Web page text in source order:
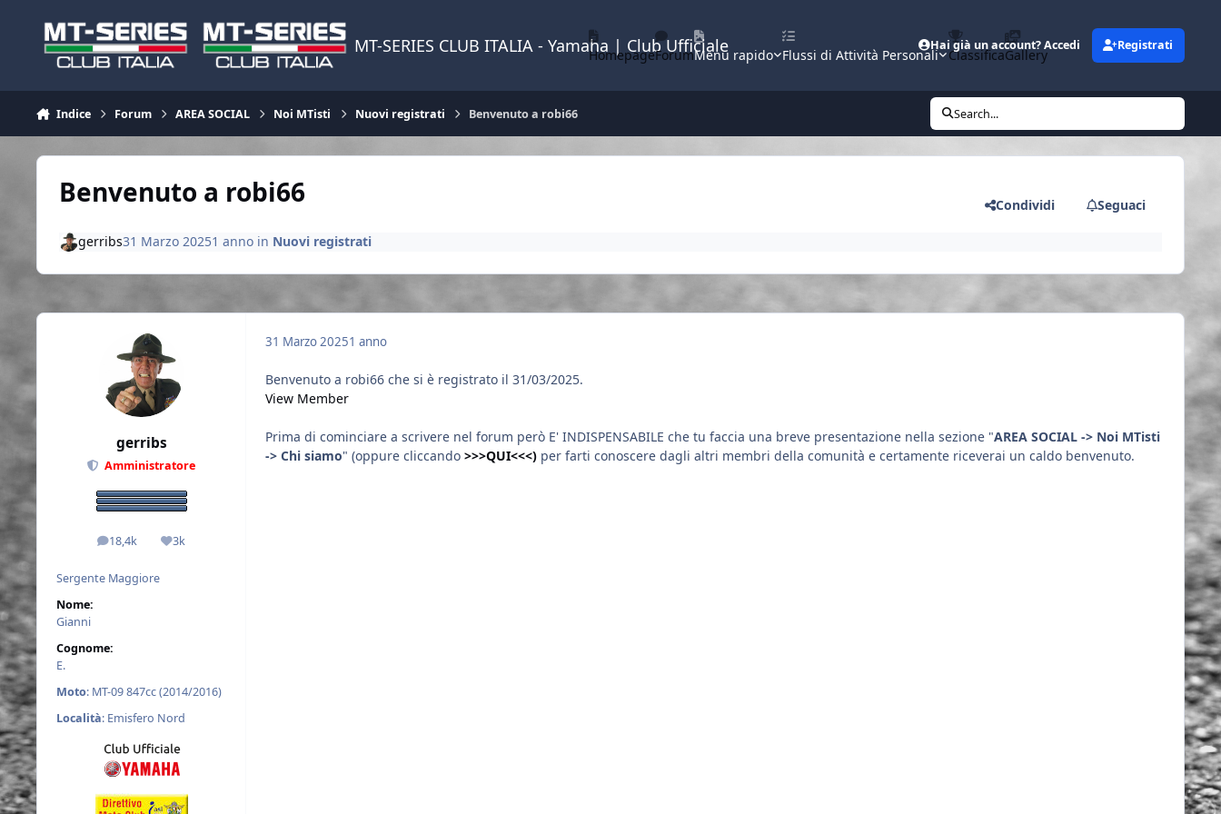
MT-SERIES CLUB ITALIA - Yamaha | Club Ufficiale
HomepageForumMenu rapido Flussi di Attività Personali ClassificaGallery
Hai già un account? Accedi Registrati
Indice Forum AREA SOCIAL Noi MTisti Nuovi registrati Benvenuto a robi66 Search...
Benvenuto a robi66 Condividi Seguaci
gerribs31 Marzo 20251 annoin Nuovi registrati
gerribs
Amministratore
18,4k
messaggi 3k
Reputazione
Sergente Maggiore
Nome:
Gianni
Cognome:
E.
Moto: MT-09 847cc (2014/2016)
Località: Emisfero Nord
31 Marzo 20251 anno
Benvenuto a robi66 che si è registrato il 31/03/2025.
View Member
Prima di cominciare a scrivere nel forum però E' INDISPENSABILE che tu faccia una breve presentazione nella sezione "AREA SOCIAL -> Noi MTisti
-> Chi siamo" (oppure cliccando >>>QUI<<<) per farti conoscere dagli altri membri della comunità e certamente riceverai un caldo benvenuto.